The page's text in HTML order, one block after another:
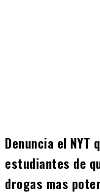
Denuncia el
estudiantes de
drogas mas